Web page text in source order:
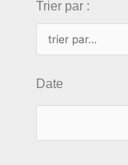
Trier par :
Date